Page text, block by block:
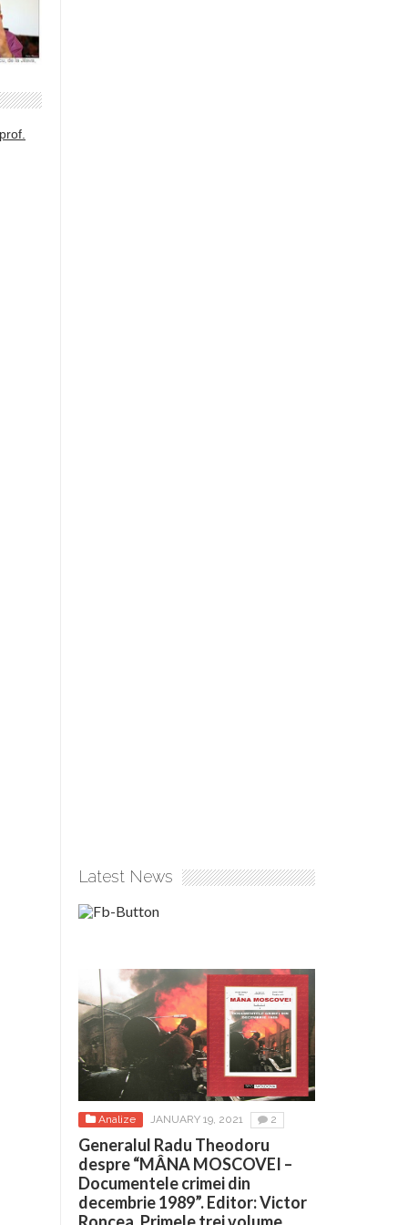
Latest News
Analize JANUARY 19, 2021 2
Generalul Radu Theodoru
despre “MÂNA MOSCOVEI –
Documentele crimei din
decembrie 1989”. Editor: Victor